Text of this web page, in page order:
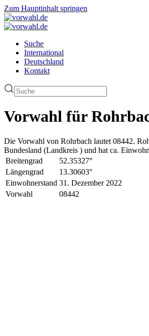
Zum Hauptinhalt springen
Suche
International
Deutschland
Kontakt
Vorwahl für
Die Vorwahl von Rohrbach lautet 08442.
Bundesland (Landkreis ) und hat ca.
Breitengrad
52.35327°
Längengrad
13.30603°
Einwohnerstand 31. Dezember 2022
Vorwahl
08442